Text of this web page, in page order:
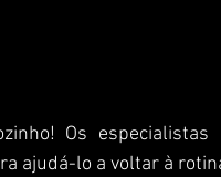
Os especialistas
ajudá-lo a voltar à